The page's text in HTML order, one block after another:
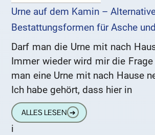
Urne auf dem Kamin –
Bestattungsformen für Asche
Darf man die Urne mit nach
Immer wieder wird mir die
man eine Urne mit nach Hause
Ich habe gehört, dass hier in
ALLES LESEN ➔
i